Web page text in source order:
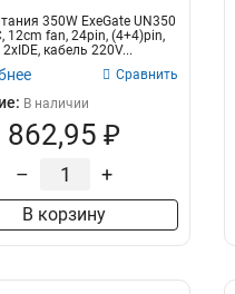
350W ExeGate UN350
12cm fan, 24pin, (4+4)pin,
2xIDE, кабель 220V...
Сравнить
В наличии
862,95 ₽
– +
В корзину